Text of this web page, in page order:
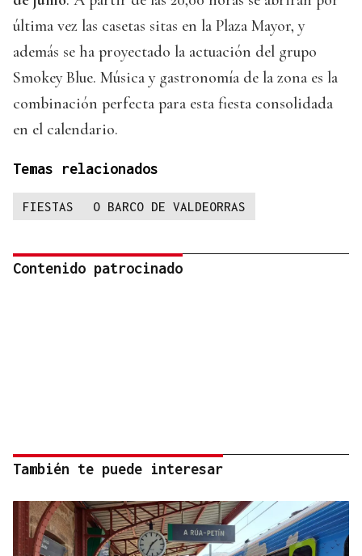
última vez las casetas sitas en la Plaza Mayor, y
además se ha proyectado la actuación del grupo
Smokey Blue. Música y gastronomía de la zona es la
combinación perfecta para esta fiesta consolidada
en el calendario.
Temas relacionados
FIESTAS O BARCO DE VALDEORRAS
Contenido patrocinado
También te puede interesar